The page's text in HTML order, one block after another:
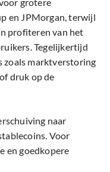
en JPMorgan, terwijl
profiteren van het
Tegelijkertijd
zoals marktverstoring
druk op de
naar
Voor
en goedkopere